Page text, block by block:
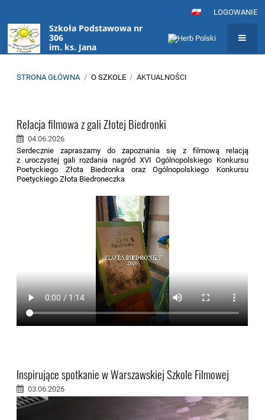
LOGOWANIE
Szkoła Podstawowa nr
306
im. ks. Jana
Twardowskiego
STRONA GŁÓWNA / O SZKOLE / AKTUALNOŚCI
Relacja filmowa z gali Złotej Biedronki
04.06.2026
Serdecznie zapraszamy do zapoznania się z filmową relacją
z uroczystej gali rozdania nagród XVI Ogólnopolskiego Konkursu
Poetyckiego Złota Biedronka oraz Ogólnopolskiego Konkursu
Poetyckiego Złota Biedroneczka
Inspirujące spotkanie w Warszawskiej Szkole Filmowej
03.06.2026